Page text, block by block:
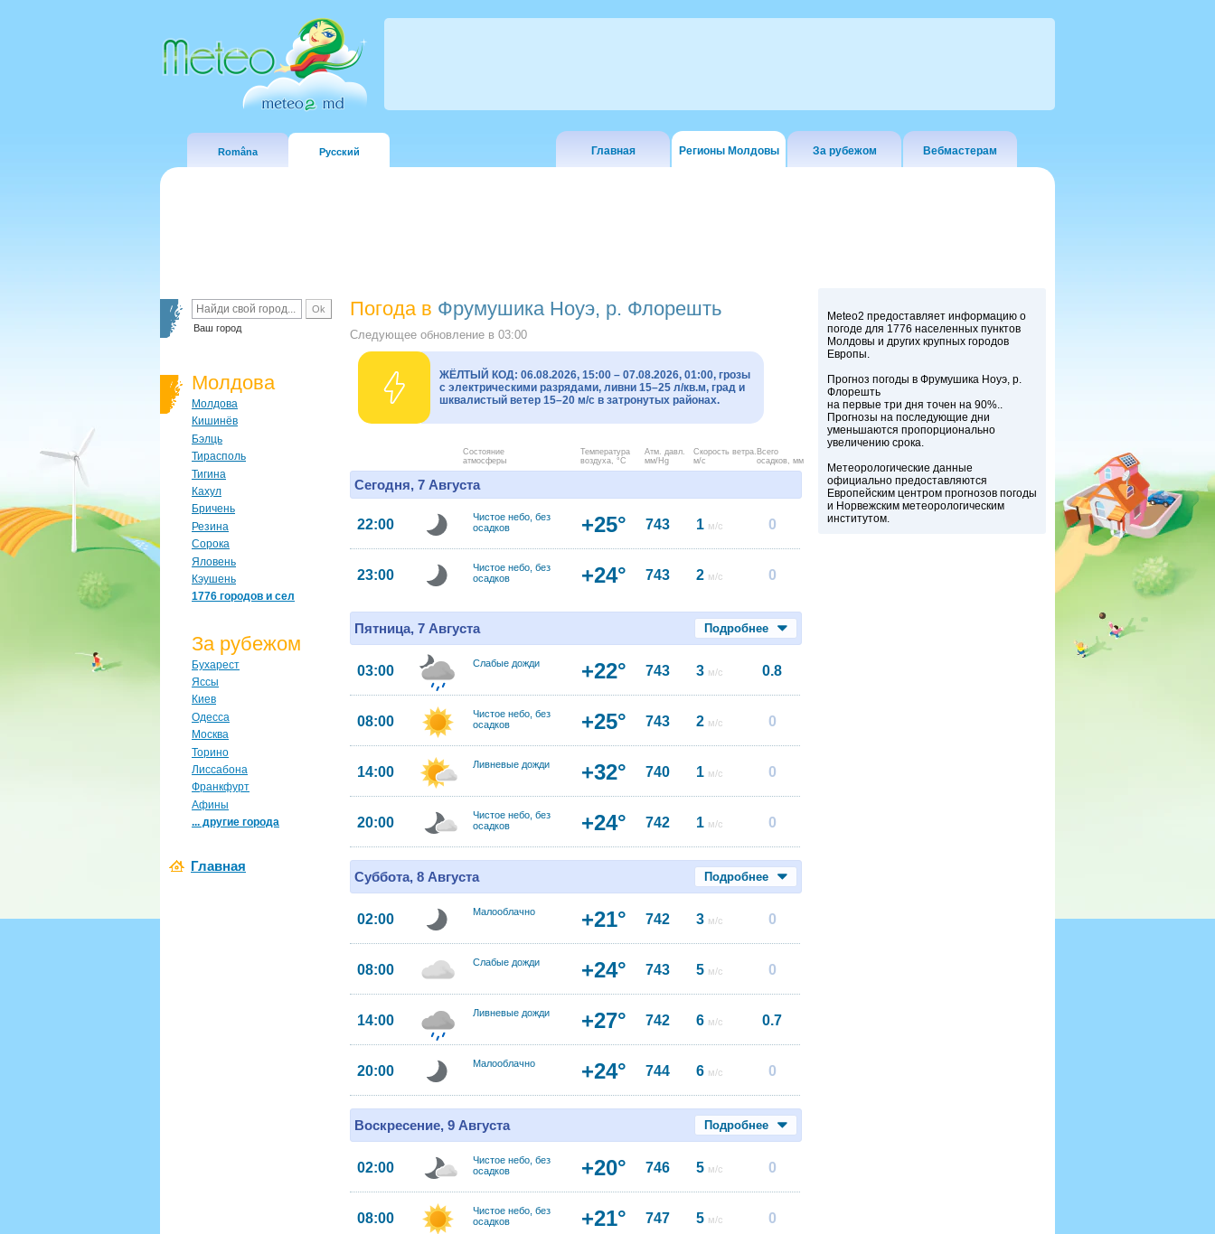
Româna Русский Главная Регионы Молдовы За рубежом Вебмастерам
Ваш город
Молдова
Молдова
Кишинёв
Бэлць
Тирасполь
Тигина
Кахул
Бричень
Резина
Сорока
Яловень
Кэушень
1776 городов и сел
За рубежом
Бухарест
Яссы
Киев
Одесса
Москва
Торино
Лиссабона
Франкфурт
Афины
... другие города
Главная
Погода в Фрумушика Ноуэ, р. Флорешть
Следующее обновление в 03:00
ЖЁЛТЫЙ КОД: 06.08.2026, 15:00 – 07.08.2026, 01:00, грозы
с электрическими разрядами, ливни 15–25 л/кв.м, град и
шквалистый ветер 15–20 м/с в затронутых районах.
Состояние
атмосферы
Температура
воздуха, °C
Атм. давл.
мм/Hg
Скорость ветра.
м/с
Всего
осадков, мм
Сегодня, 7 Августа
22:00
Чистое небо, без
осадков
+25° 743 1 м/с 0
23:00
Чистое небо, без
осадков
+24° 743 2 м/с 0
Пятница, 7 Августа Подробнее
03:00 Слабые дожди +22° 743 3 м/с 0.8
08:00
Чистое небо, без
осадков
+25° 743 2 м/с 0
14:00 Ливневые дожди +32° 740 1 м/с 0
20:00
Чистое небо, без
осадков
+24° 742 1 м/с 0
Суббота, 8 Августа Подробнее
02:00 Малооблачно +21° 742 3 м/с 0
08:00 Слабые дожди +24° 743 5 м/с 0
14:00 Ливневые дожди +27° 742 6 м/с 0.7
20:00 Малооблачно +24° 744 6 м/с 0
Воскресение, 9 Августа Подробнее
02:00
Чистое небо, без
осадков
+20° 746 5 м/с 0
08:00
Чистое небо, без
осадков
+21° 747 5 м/с 0
Meteo2 предоставляет информацию о
погоде для 1776 населенных пунктов
Молдовы и других крупных городов
Европы.
Прогноз погоды в Фрумушика Ноуэ, р.
Флорешть
на первые три дня точен на 90%..
Прогнозы на последующие дни
уменьшаются пропорционально
увеличению срока.
Метеорологические данные
официально предоставляются
Европейским центром прогнозов погоды
и Норвежским метеорологическим
институтом.